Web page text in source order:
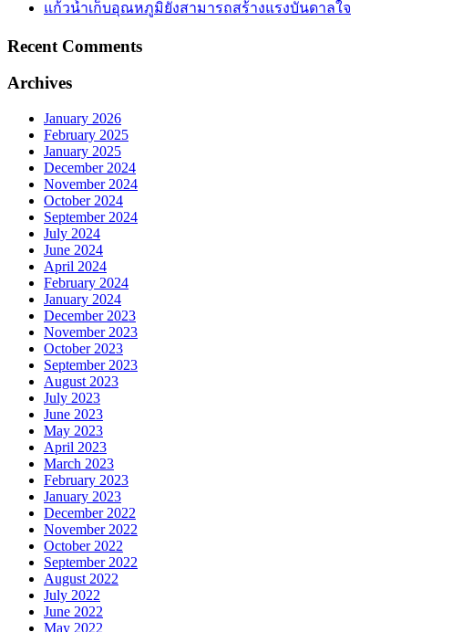
แก้วน้ำเก็บอุณหภูมิยังสามารถสร้างแรงบันดาลใจ
Recent Comments
Archives
January 2026
February 2025
January 2025
December 2024
November 2024
October 2024
September 2024
July 2024
June 2024
April 2024
February 2024
January 2024
December 2023
November 2023
October 2023
September 2023
August 2023
July 2023
June 2023
May 2023
April 2023
March 2023
February 2023
January 2023
December 2022
November 2022
October 2022
September 2022
August 2022
July 2022
June 2022
May 2022